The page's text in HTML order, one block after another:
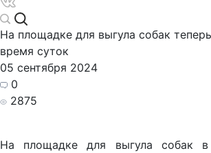
На площадке для выгула собак
время суток
05 сентября 2024
0
2875
На площадке для выгула собак в